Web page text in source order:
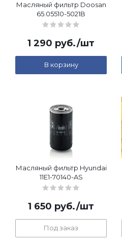
Масляный фильтр Doosan
65.05510-5021B
1 290 руб./шт
В корзину
Масляный фильтр Hyundai
11E1-70140-AS
1 650 руб./шт
Под заказ